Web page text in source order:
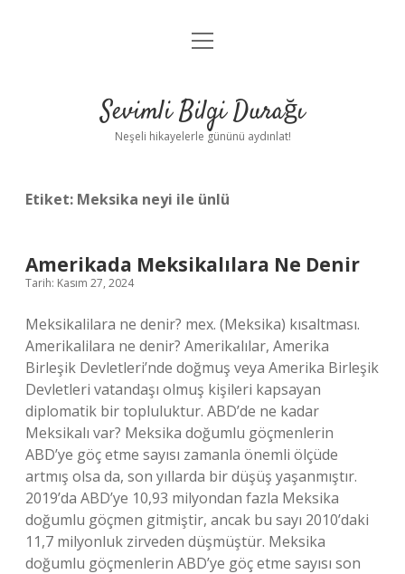
Anasayfa
Yasal Uyarı
menüyü
Sevimli Bilgi Durağı
Neşeli hikayelerle gününü aydınlat!
Etiket: Meksika neyi ile ünlü
Amerikada Meksikalılara Ne Denir
Tarih: Kasım 27, 2024
Meksikalilara ne denir? mex. (Meksika) kısaltması.
Amerikalilara ne denir? Amerikalılar, Amerika
Birleşik Devletleri’nde doğmuş veya Amerika Birleşik
Devletleri vatandaşı olmuş kişileri kapsayan
diplomatik bir topluluktur. ABD’de ne kadar
Meksikalı var? Meksika doğumlu göçmenlerin
ABD’ye göç etme sayısı zamanla önemli ölçüde
artmış olsa da, son yıllarda bir düşüş yaşanmıştır.
2019’da ABD’ye 10,93 milyondan fazla Meksika
doğumlu göçmen gitmiştir, ancak bu sayı 2010’daki
11,7 milyonluk zirveden düşmüştür. Meksika
doğumlu göçmenlerin ABD’ye göç etme sayısı son